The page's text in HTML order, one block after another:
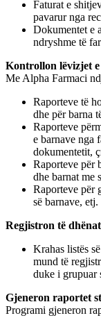
Faturat e
pavarur nga
Dokumentet e
ndryshme të
Kontrollon lëvizjet
Me Alpha Farmaci
Raporteve të
dhe për barna
Raporteve
e barnave nga
dokumentetit,
Raporteve për
dhe barnat me
Raporteve për
së barnave, etj.
Regjistron të
Krahas listës
mund të
duke i grupuar
Gjeneron raportet
Programi gjeneron